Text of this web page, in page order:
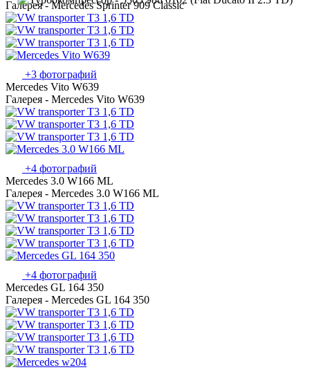
Галерея - Mercedes Sprinter 909 Classic
+3 фотографий
Mercedes Vito W639
Галерея - Mercedes Vito W639
+4 фотографий
Mercedes 3.0 W166 ML
Галерея - Mercedes 3.0 W166 ML
+4 фотографий
Mercedes GL 164 350
Галерея - Mercedes GL 164 350